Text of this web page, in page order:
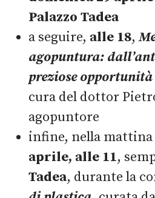
Palazzo Tadea
a seguire, alle 18,
agopuntura:
preziose
cura del dottor
agopuntore
infine, nella
aprile, alle 11,
Tadea, durante la